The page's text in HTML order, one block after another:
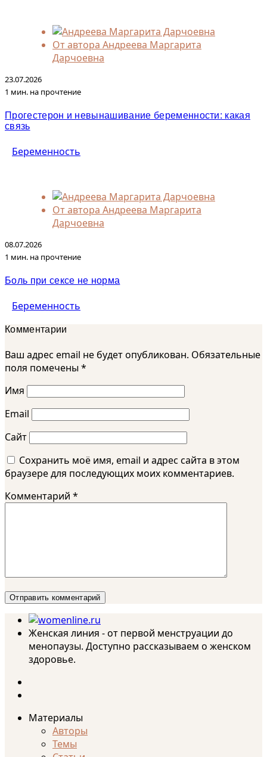
От автора Андреева Маргарита
Дарчоевна
23.07.2026
1 мин. на прочтение
Прогестерон и невынашивание беременности: какая
связь
Беременность
От автора Андреева Маргарита
Дарчоевна
08.07.2026
1 мин. на прочтение
Боль при сексе не норма
Беременность
Комментарии
Ваш адрес email не будет опубликован. Обязательные
поля помечены*
Имя
Email
Сайт
Сохранить моё имя, email и адрес сайта в этом
браузере для последующих моих комментариев.
Комментарий *
Женская линия - от первой менструации до
менопаузы. Доступно рассказываем о женском
здоровье.
Материалы
Авторы
Темы